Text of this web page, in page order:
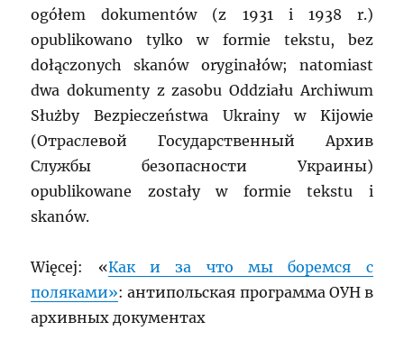
ogółem dokumentów (z 1931 i 1938 r.)
opublikowano tylko w formie tekstu, bez
dołączonych skanów oryginałów; natomiast
dwa dokumenty z zasobu Oddziału Archiwum
Służby Bezpieczeństwa Ukrainy w Kijowie
(Отраслевой Государственный Архив
Службы безопасности Украины)
opublikowane zostały w formie tekstu i
skanów.
Więcej: «Как и за что мы боремся с
поляками»: антипольская программа ОУН в
архивных документах